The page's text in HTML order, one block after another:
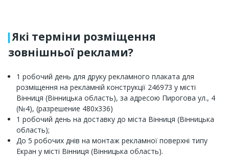
Які терміни розміщення
зовнішньої реклами?
1 робочий день для друку рекламного плаката для
розміщення на рекламній конструкції 246973 у місті
Вінниця (Вінницька область), за адресою Пирогова ул., 4
(№4), (разрешение 480х336)
1 робочий день на доставку до міста Вінниця (Вінницька
область);
До 5 робочих днів на монтаж рекламної поверхні типу
Екран у місті Вінниця (Вінницька область).